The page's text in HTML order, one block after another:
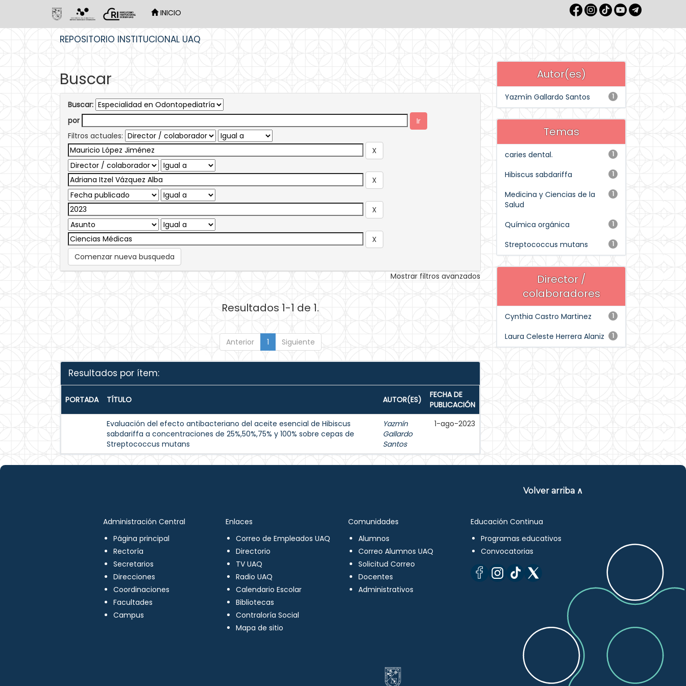
INICIO
REPOSITORIO INSTITUCIONAL UAQ
Buscar
Buscar:
por
Filtros actuales:
Comenzar nueva busqueda
Mostrar filtros avanzados
Resultados 1-1 de 1.
Anterior 1 Siguiente
Resultados por ítem:
PORTADA TÍTULO AUTOR(ES)
FECHA DE
PUBLICACIÓN
Evaluación del efecto antibacteriano del aceite esencial de Hibiscus
sabdariffa a concentraciones de 25%,50%,75% y 100% sobre cepas de
Streptococcus mutans
Yazmín
Gallardo
Santos
1-ago-2023
Autor(es)
1
Yazmín Gallardo Santos
Temas
1
caries dental.
1
Hibiscus sabdariffa
1
Medicina y Ciencias de la
Salud
1
Química orgánica
1
Streptococcus mutans
Director /
colaboradores
1
Cynthia Castro Martinez
1
Laura Celeste Herrera Alaniz
Volver arriba ∧
Administración Central
Página principal
Rectoría
Secretarios
Direcciones
Coordinaciones
Facultades
Campus
Enlaces
Correo de Empleados UAQ
Directorio
TV UAQ
Radio UAQ
Calendario Escolar
Bibliotecas
Contraloría Social
Mapa de sitio
Comunidades
Alumnos
Correo Alumnos UAQ
Solicitud Correo
Docentes
Administrativos
Educación Continua
Programas educativos
Convocatorias